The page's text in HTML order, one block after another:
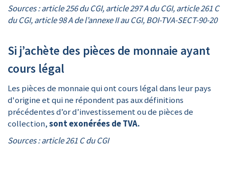
Sources : article 256 du CGI, article 297 A du CGI, article 261 C
du CGI, article 98 A de l’annexe II au CGI, BOI-TVA-SECT-90-20
Si j’achète des pièces de monnaie ayant
cours légal
Les pièces de monnaie qui ont cours légal dans leur pays
d'origine et qui ne répondent pas aux définitions
précédentes d’or d’investissement ou de pièces de
collection,sont exonérées de TVA.
Sources : article 261 C du CGI